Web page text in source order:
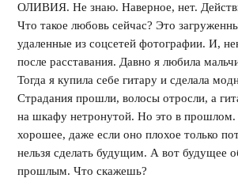
ОЛИВИЯ. Не знаю. Наверное, нет.
Что такое любовь сейчас? Это
удаленные из соцсетей фотографии. И,
после расставания. Давно я любила
Тогда я купила себе гитару и сделала
Страдания прошли, волосы отросли, а
на шкафу нетронутой. Но это в прошлом.
хорошее, даже если оно плохое только
нельзя сделать будущим. А вот будущее
прошлым. Что скажешь?